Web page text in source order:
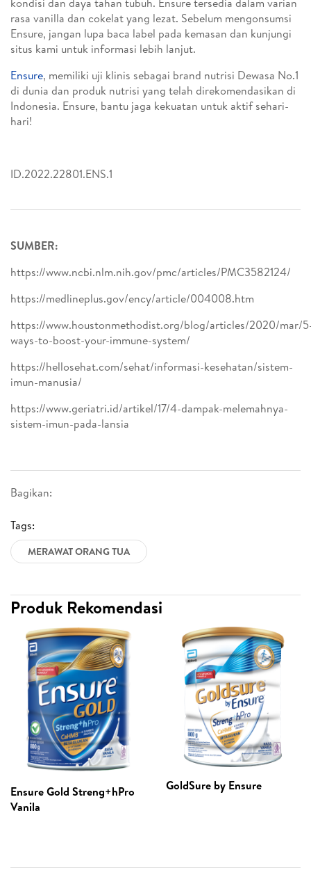
Bagikan:
Tags:
MERAWAT ORANG TUA
rasa vanilla dan cokelat yang lezat. Sebelum mengonsumsi
Ensure, jangan lupa baca label pada kemasan dan kunjungi
situs kami untuk informasi lebih lanjut.
Ensure, memiliki uji klinis sebagai brand nutrisi Dewasa No.1
di dunia dan produk nutrisi yang telah direkomendasikan di
Indonesia. Ensure, bantu jaga kekuatan untuk aktif sehari-
hari!
ID.2022.22801.ENS.1
SUMBER:
https://www.ncbi.nlm.nih.gov/pmc/articles/PMC3582124/
https://medlineplus.gov/ency/article/004008.htm
https://www.houstonmethodist.org/blog/articles/2020/mar/
ways-to-boost-your-immune-system/
https://hellosehat.com/sehat/informasi-kesehatan/sistem-
imun-manusia/
https://www.geriatri.id/artikel/17/4-dampak-melemahnya-
sistem-imun-pada-lansia
Produk Rekomendasi
Ensure Gold Streng+hPro
Vanila
GoldSure by Ensure